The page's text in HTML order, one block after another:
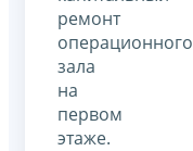
ремонт
операционного
зала
на
первом
этаже.